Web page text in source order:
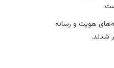
هویت و رسانه
شدند.